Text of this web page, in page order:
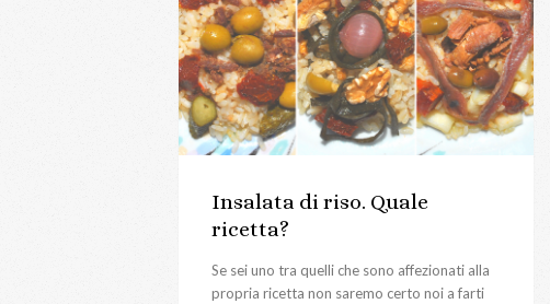
Insalata di riso. Quale
ricetta?
Se sei uno tra quelli che sono affezionati alla
propria ricetta non saremo certo noi a farti